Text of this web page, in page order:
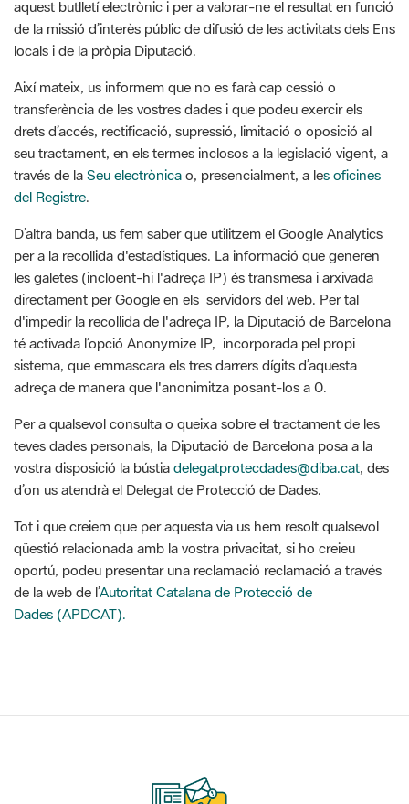
aquest butlletí electrònic i per a valorar-ne el resultat en funció
de la missió d’interès públic de difusió de les activitats dels Ens
locals i de la pròpia Diputació.
Així mateix, us informem que no es farà cap cessió o
transferència de les vostres dades i que podeu exercir els
drets d’accés, rectificació, supressió, limitació o oposició al
seu tractament, en els termes inclosos a la legislació vigent, a
través de la Seu electrònica o, presencialment, a les oficines
del Registre.
D’altra banda, us fem saber que utilitzem el Google Analytics
per a la recollida d'estadístiques. La informació que generen
les galetes (incloent-hi l'adreça IP) és transmesa i arxivada
directament per Google en els servidors del web. Per tal
d'impedir la recollida de l'adreça IP, la Diputació de Barcelona
té activada l’opció Anonymize IP, incorporada pel propi
sistema, que emmascara els tres darrers dígits d’aquesta
adreça de manera que l'anonimitza posant-los a 0.
Per a qualsevol consulta o queixa sobre el tractament de les
teves dades personals, la Diputació de Barcelona posa a la
vostra disposició la bústia delegatprotecdades@diba.cat, des
d’on us atendrà el Delegat de Protecció de Dades.
Tot i que creiem que per aquesta via us hem resolt qualsevol
qüestió relacionada amb la vostra privacitat, si ho creieu
oportú, podeu presentar una reclamació reclamació a través
de la web de l’Autoritat Catalana de Protecció de
Dades (APDCAT).